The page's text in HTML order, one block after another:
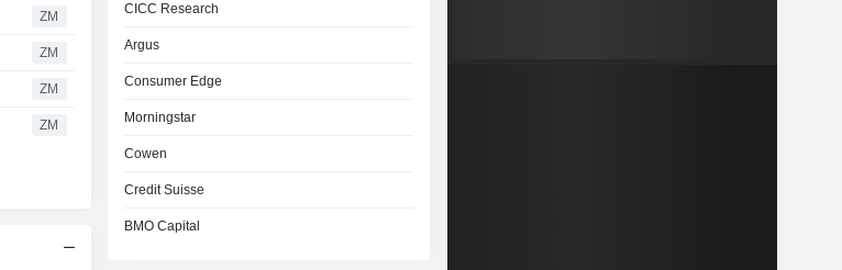
ZM
ZM
ZM
ZM
CICC Research
Argus
Consumer Edge
Morningstar
Cowen
Credit Suisse
BMO Capital